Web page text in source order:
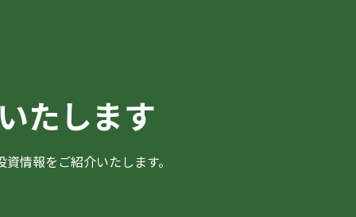
たします
情報をご紹介いたします。